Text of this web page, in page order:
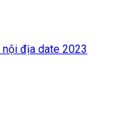
địa date 2023